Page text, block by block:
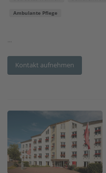
Ambulante Pflege
...
Kontakt aufnehmen